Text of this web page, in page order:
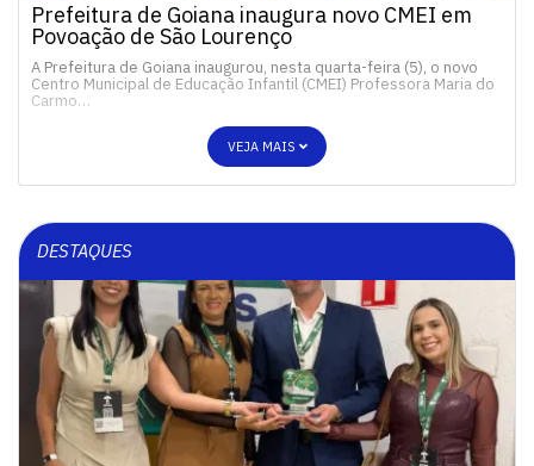
Prefeitura de Goiana inaugura novo CMEI em
Povoação de São Lourenço
A Prefeitura de Goiana inaugurou, nesta quarta-feira (5), o novo
Centro Municipal de Educação Infantil (CMEI) Professora Maria do
Carmo…
VEJA MAIS
DESTAQUES